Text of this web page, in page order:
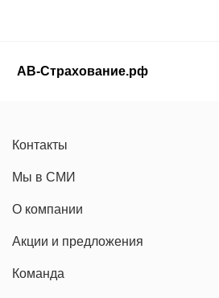
АВ-Страхование.рф
Контакты
Мы в СМИ
О компании
Акции и предложения
Команда